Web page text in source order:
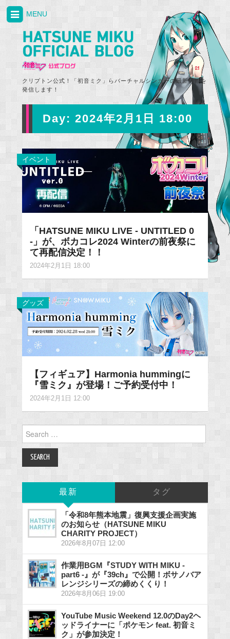
クリプトン公式！「初音ミク」らバーチャルシンガーの最新情報を
発信します！
MENU
Day: 2024年2月1日 18:00
イベント
「HATSUNE MIKU LIVE - UNTITLED 0
-」が、ボカコレ2024 Winterの前夜祭に
て再配信決定！！
2024年2月1日 18:00
グッズ
【フィギュア】Harmonia hummingに
『雪ミク』が登場！ご予約受付中！
2024年2月1日 12:00
for:
最新 タグ
「令和8年熊本地震」復興支援企画実施
のお知らせ（HATSUNE MIKU
CHARITY PROJECT）
2026年8月07日 12:00
作業用BGM『STUDY WITH MIKU -
part6 -』が『39ch』で公開！ボサノバア
レンジシリーズの締めくくり！
2026年8月06日 19:00
YouTube Music Weekend 12.0のDay2ヘ
ッドライナーに「ポケモン feat. 初音ミ
ク」が参加決定！